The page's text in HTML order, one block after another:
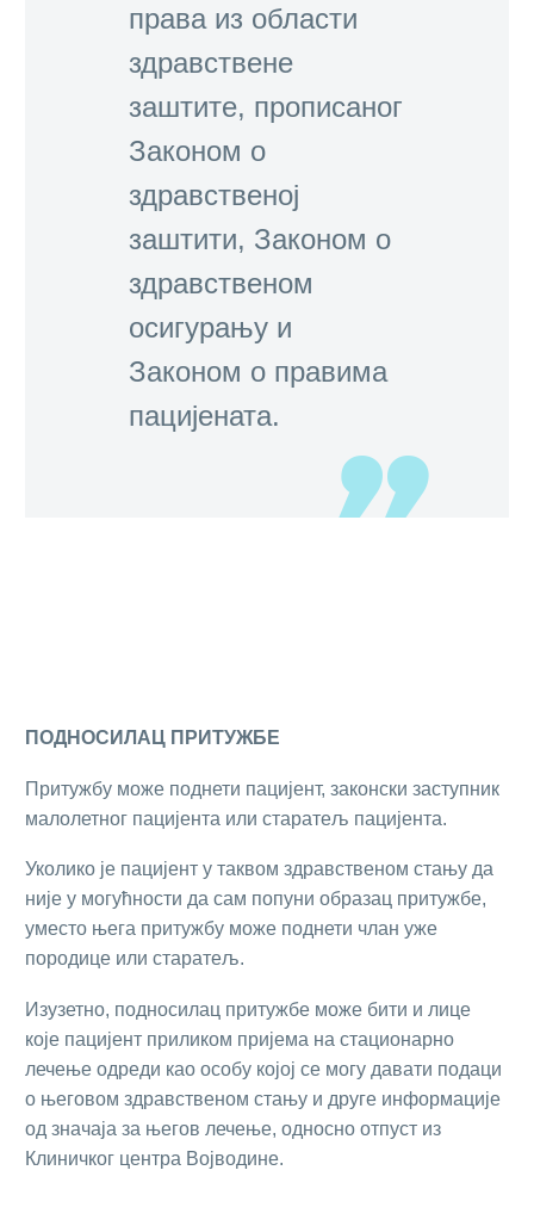
права из области
здравствене
заштите, прописаног
Законом о
здравственој
заштити, Законом о
здравственом
осигурању и
Законом о правима
пацијената.
ПОДНОСИЛАЦ ПРИТУЖБЕ
Притужбу може поднети пацијент, законски заступник
малолетног пацијента или старатељ пацијента.
Уколико је пацијент у таквом здравственом стању да
није у могућности да сам попуни образац притужбе,
уместо њега притужбу може поднети члан уже
породице или старатељ.
Изузетно, подносилац притужбе може бити и лице
које пацијент приликом пријема на стационарно
лечење одреди као особу којој се могу давати подаци
о његовом здравственом стању и друге информације
од значаја за његов лечење, односно отпуст из
Клиничког центра Војводине.